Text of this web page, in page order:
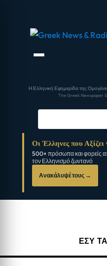
Η Ελληνική Εφημερίδα της
The Greek Newspaper
Οι Έλληνες που Αξίζει
500+ πρόσωπα και φορείς
τον Ελληνισμό ζωντανό
Ανακάλυψέ τους →
ΕΣΥ